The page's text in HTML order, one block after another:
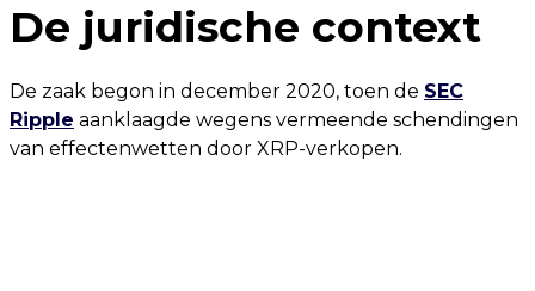
De juridische context
De zaak begon in december 2020, toen de SEC
Ripple aanklaagde wegens vermeende schendingen
van effectenwetten door XRP-verkopen.